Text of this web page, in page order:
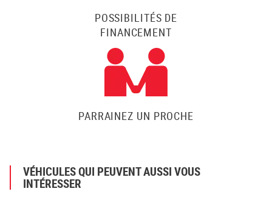
POSSIBILITÉS DE
FINANCEMENT
PARRAINEZ UN PROCHE
VÉHICULES QUI PEUVENT AUSSI VOUS
INTÉRESSER